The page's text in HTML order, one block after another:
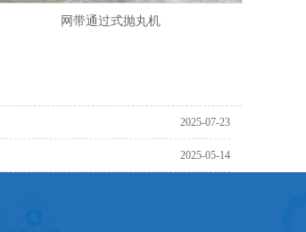
网带通过式抛丸机
2025-07-23
2025-05-14